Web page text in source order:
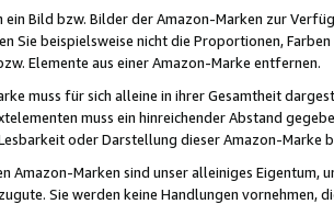
ein Bild bzw. Bilder der Amazon-Marken zur
Sie beispielsweise nicht die Proportionen,
Elemente aus einer Amazon-Marke entfernen.
muss für sich alleine in ihrer Gesamtheit
muss ein hinreichender Abstand
oder Darstellung dieser Amazon-Marke
Amazon-Marken sind unser alleiniges
Sie werden keine Handlungen vornehmen,